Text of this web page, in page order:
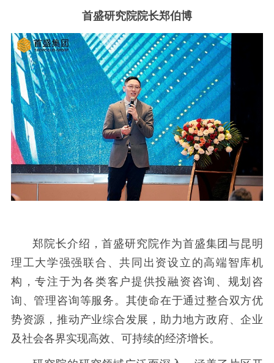
首盛研究院院长郑伯博
郑院长介绍，首盛研究院作为首盛集团与昆明
理工大学强强联合、共同出资设立的高端智库机
构，专注于为各类客户提供投融资咨询、规划咨
询、管理咨询等服务。其使命在于通过整合双方优
势资源，推动产业综合发展，助力地方政府、企业
及社会各界实现高效、可持续的经济增长。